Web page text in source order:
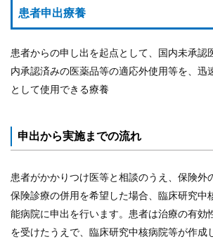
患者申出療養
患者からの申し出を起点として、国内未承認
内承認済みの医薬品等の適応外使用等を、迅
として使用できる療養
申出から実施までの流れ
患者がかかりつけ医等と相談のうえ、保険外
保険診療の併用を希望した場合、臨床研究中
能病院に申出を行います。患者は治療の有効
を受けたうえで、臨床研究中核病院等が作成